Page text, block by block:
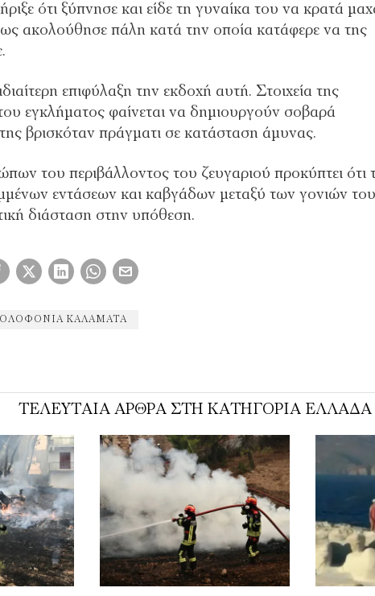
ότι ξύπνησε και είδε τη γυναίκα του να κρατά
ακολούθησε πάλη κατά την οποία κατάφερε να της
επιφύλαξη την εκδοχή αυτή. Στοιχεία της
εγκλήματος φαίνεται να δημιουργούν σοβαρά
βρισκόταν πράγματι σε κατάσταση άμυνας.
του περιβάλλοντος του ζευγαριού προκύπτει ότι
εντάσεων και καβγάδων μεταξύ των γονιών
διάσταση στην υπόθεση.
ΚΑΛΑΜΆΤΑ
ΤΕΛΕΥΤΑΊΑ ΆΡΘΡΑ ΣΤΗ ΚΑΤΗΓΟΡΊΑ ΕΛΛΆΔΑ